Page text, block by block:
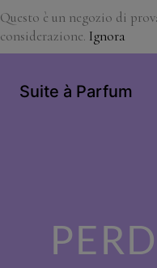
Questo è un negozio di
considerazione. Ignora
Suite à Parfum